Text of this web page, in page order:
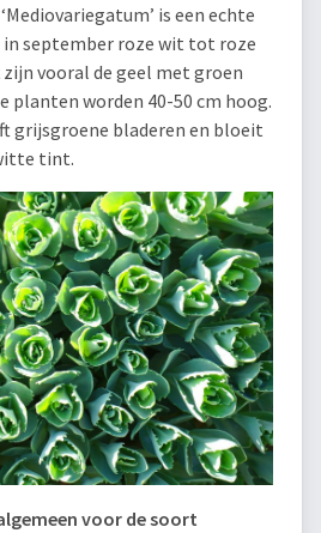
‘Mediovariegatum’ is een echte
september roze wit tot roze
vooral de geel met groen
planten worden 40-50 cm hoog.
grijsgroene bladeren en bloeit
tint.
voor de soort